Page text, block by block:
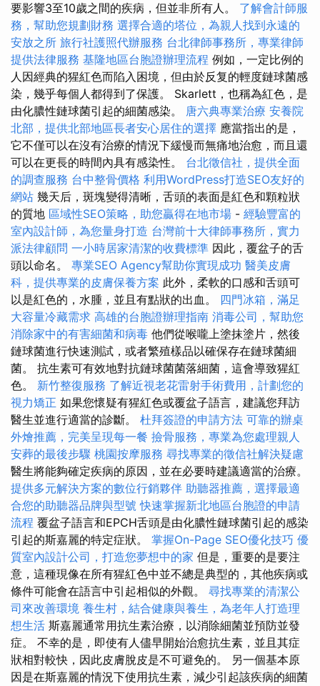
要影響3至10歲之間的疾病，但並非所有人。 了解會計師服
務，幫助您規劃財務 選擇合適的塔位，為親人找到永遠的
安放之所 旅行社護照代辦服務 台北律師事務所，專業律師
提供法律服務 基隆地區台胞證辦理流程 例如，一定比例的
人因經典的猩紅色而陷入困境，但由於反复的輕度鏈球菌感
染，幾乎每個人都得到了保護。 Skarlett，也稱為紅色，是
由化膿性鏈球菌引起的細菌感染。 唐六典專業治療 安養院
北部，提供北部地區長者安心居住的選擇 應當指出的是，
它不僅可以在沒有治療的情況下緩慢而無痛地治愈，而且還
可以在更長的時間內具有感染性。 台北徵信社，提供全面
的調查服務 台中整骨價格 利用WordPress打造SEO友好的
網站 幾天后，斑塊變得清晰，舌頭的表面是紅色和顆粒狀
的質地 區域性SEO策略，助您贏得在地市場 - 經驗豐富的
室內設計師，為您量身打造 台灣前十大律師事務所，實力
派法律顧問 一小時居家清潔的收費標準 因此，覆盆子的舌
頭以命名。 專業SEO Agency幫助你實現成功 醫美皮膚
科，提供專業的皮膚保養方案 此外，柔軟的口感和舌頭可
以是紅色的，水腫，並且有點狀的出血。 四門冰箱，滿足
大容量冷藏需求 高雄的台胞證辦理指南 消毒公司，幫助您
消除家中的有害細菌和病毒 他們從喉嚨上塗抹塗片，然後
鏈球菌進行快速測試，或者繁殖樣品以確保存在鏈球菌細
菌。 抗生素可有效地對抗鏈球菌菌落細菌，這會導致猩紅
色。 新竹整復服務 了解近視老花雷射手術費用，計劃您的
視力矯正 如果您懷疑有猩紅色或覆盆子語言，建議您拜訪
醫生並進行適當的診斷。 杜拜簽證的申請方法 可靠的辦桌
外燴推薦，完美呈現每一餐 撿骨服務，專業為您處理親人
安葬的最後步驟 桃園按摩服務 尋找專業的徵信社解決疑慮
醫生將能夠確定疾病的原因，並在必要時建議適當的治療。
提供多元解決方案的數位行銷夥伴 助聽器推薦，選擇最適
合您的助聽器品牌與型號 快速掌握新北地區台胞證的申請
流程 覆盆子語言和EPCH舌頭是由化膿性鏈球菌引起的感染
引起的斯嘉麗的特定症狀。 掌握On-Page SEO優化技巧 優
質室內設計公司，打造您夢想中的家 但是，重要的是要注
意，這種現像在所有猩紅色中並不總是典型的，其他疾病或
條件可能會在語言中引起相似的外觀。 尋找專業的清潔公
司來改善環境 養生村，結合健康與養生，為老年人打造理
想生活 斯嘉麗通常用抗生素治療，以消除細菌並預防並發
症。 不幸的是，即使有人儘早開始治愈抗生素，並且其症
狀相對較快，因此皮膚脫皮是不可避免的。 另一個基本原
因是在斯嘉麗的情況下使用抗生素，減少引起該疾病的細菌